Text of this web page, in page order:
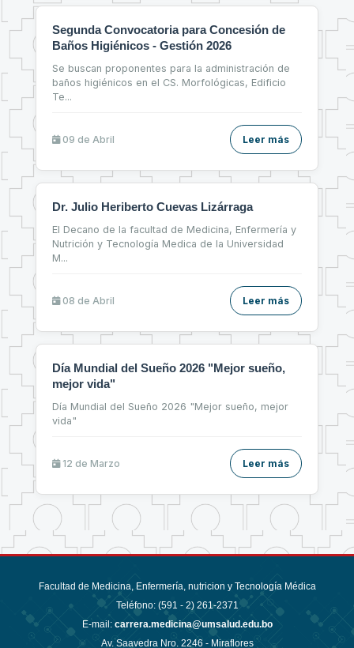
Segunda Convocatoria para Concesión de
Baños Higiénicos - Gestión 2026
Se buscan proponentes para la administración de
baños higiénicos en el CS. Morfológicas, Edificio
Te...
09 de Abril Leer más
Dr. Julio Heriberto Cuevas Lizárraga
El Decano de la facultad de Medicina, Enfermería y
Nutrición y Tecnología Medica de la Universidad
M...
08 de Abril Leer más
Día Mundial del Sueño 2026 "Mejor sueño,
mejor vida"
Día Mundial del Sueño 2026 "Mejor sueño, mejor
vida"
12 de Marzo Leer más
Facultad de Medicina, Enfermería, nutricion y Tecnología Médica
Teléfono: (591 - 2) 261-2371
E-mail: carrera.medicina@umsalud.edu.bo
Av. Saavedra Nro. 2246 - Miraflores